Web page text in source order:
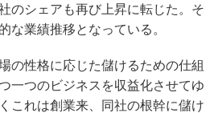
のシェアも再び上昇に転じた。そ
な業績推移となっている。
の性格に応じた儲けるための仕組
一つのビジネスを収益化させてゆ
これは創業来、同社の根幹に儲け